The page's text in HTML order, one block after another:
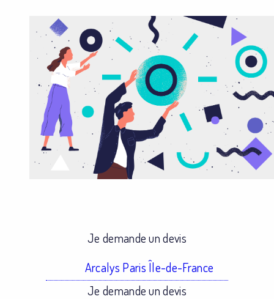
Je demande un devis
Arcalys Paris Île-de-France
Je demande un devis